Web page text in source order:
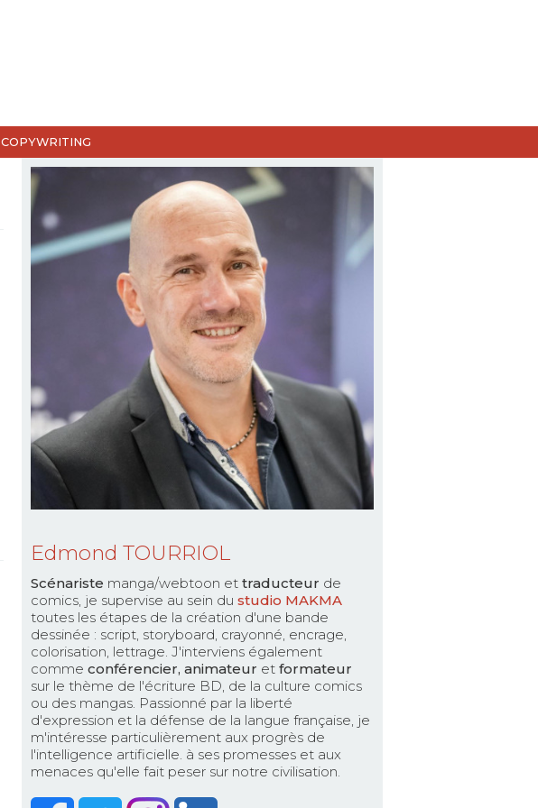
COPYWRITING
Edmond TOURRIOL
Scénariste manga/webtoon et traducteur de
comics, je supervise au sein du studio MAKMA
toutes les étapes de la création d'une bande
dessinée : script, storyboard, crayonné, encrage,
colorisation, lettrage. J'interviens également
comme conférencier, animateur et formateur
sur le thème de l'écriture BD, de la culture comics
ou des mangas. Passionné par la liberté
d'expression et la défense de la langue française, je
m'intéresse particulièrement aux progrès de
l'intelligence artificielle. à ses promesses et aux
menaces qu'elle fait peser sur notre civilisation.